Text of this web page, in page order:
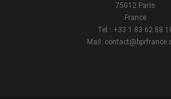
75012 Paris
France
Tel : +33 1 83 62 88
Mail: